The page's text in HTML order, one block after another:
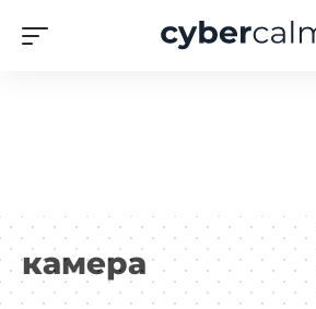
камера